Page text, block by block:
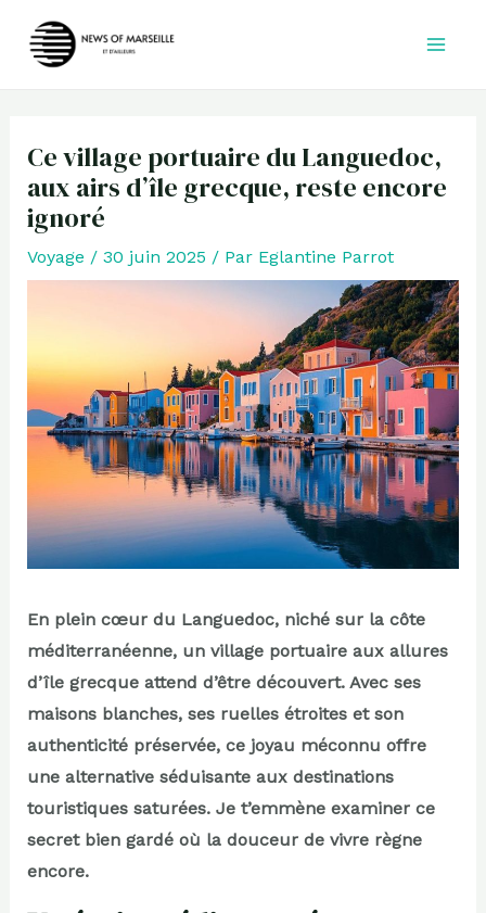
Ce village portuaire du Languedoc,
aux airs d’île grecque, reste encore
ignoré
Voyage / 30 juin 2025 / Par Eglantine Parrot
En plein cœur du Languedoc, niché sur la côte
méditerranéenne, un village portuaire aux allures
d’île grecque attend d’être découvert. Avec ses
maisons blanches, ses ruelles étroites et son
authenticité préservée, ce joyau méconnu offre
une alternative séduisante aux destinations
touristiques saturées. Je t’emmène examiner ce
secret bien gardé où la douceur de vivre règne
encore.